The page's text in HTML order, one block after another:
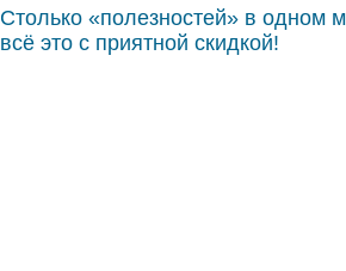
Столько «полезностей» в одном
всё это с приятной скидкой!